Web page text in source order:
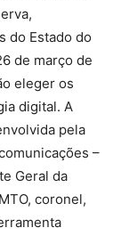
do Estado do
de março de
eleger os
digital. A
pela
–
Geral da
coronel,